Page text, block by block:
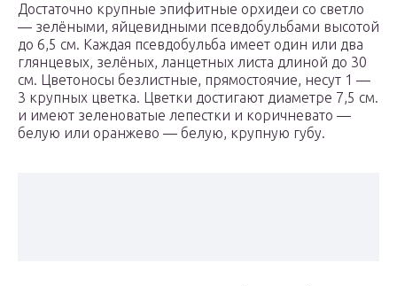
Достаточно крупные эпифитные орхидеи со светло
— зелёными, яйцевидными псевдобульбами высотой
до 6,5 см. Каждая псевдобульба имеет один или два
глянцевых, зелёных, ланцетных листа длиной до 30
см. Цветоносы безлистные, прямостоячие, несут 1 —
3 крупных цветка. Цветки достигают диаметре 7,5 см.
и имеют зеленоватые лепестки и коричневато —
белую или оранжево — белую, крупную губу.